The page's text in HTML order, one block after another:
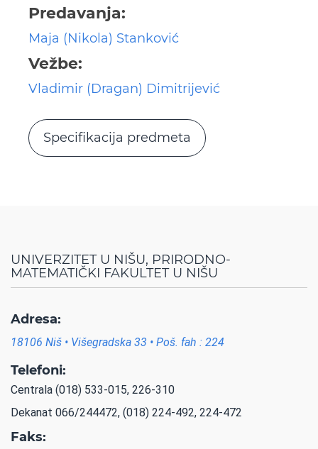
Predavanja:
Maja (Nikola) Stanković
Vežbe:
Vladimir (Dragan) Dimitrijević
Specifikacija predmeta
UNIVERZITET U NIŠU, PRIRODNO-
MATEMATIČKI FAKULTET U NIŠU
Adresa:
18106 Niš • Višegradska 33 • Poš. fah : 224
Telefoni:
Centrala (018) 533-015, 226-310
Dekanat 066/244472, (018) 224-492, 224-472
Faks: